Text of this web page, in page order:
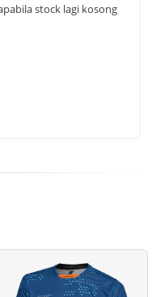
stock lagi kosong